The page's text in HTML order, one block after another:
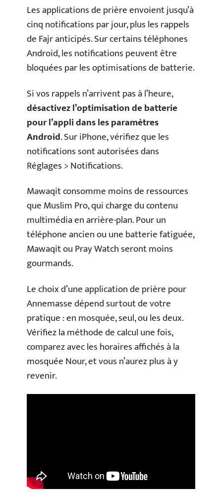
Les applications de prière envoient jusqu’à
cinq notifications par jour, plus les rappels
de Fajr anticipés. Sur certains téléphones
Android, les notifications peuvent être
bloquées par les optimisations de batterie.
Si vos rappels n’arrivent pas à l’heure,
désactivez l’optimisation de batterie
pour l’appli dans les paramètres
Android. Sur iPhone, vérifiez que les
notifications sont autorisées dans
Réglages > Notifications.
Mawaqit consomme moins de ressources
que Muslim Pro, qui charge du contenu
multimédia en arrière-plan. Pour un
téléphone ancien ou une batterie fatiguée,
Mawaqit ou Pray Watch seront moins
gourmands.
Le choix d’une application de prière pour
Annemasse dépend surtout de votre
pratique : en mosquée, seul, ou les deux.
Vérifiez la méthode de calcul une fois,
comparez avec les horaires affichés à la
mosquée Nour, et vous n’aurez plus à y
revenir.